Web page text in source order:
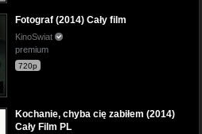
Fotograf (2014) Cały film
KinoSwiat
premium
720p
Kochanie, chyba cię zabiłem (2014)
Cały Film PL